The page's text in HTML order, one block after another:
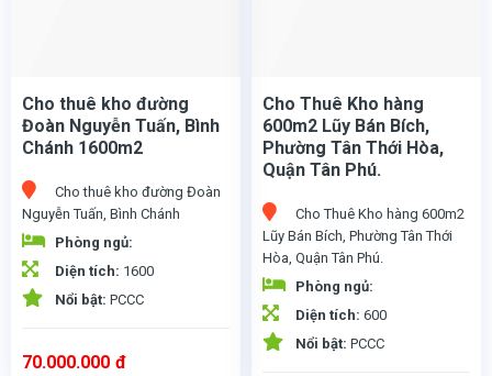
Cho thuê kho đường
Đoàn Nguyễn Tuấn, Bình
Chánh 1600m2
Cho thuê kho đường Đoàn
Nguyễn Tuấn, Bình Chánh
Phòng ngủ:
Diện tích: 1600
Nổi bật: PCCC
70.000.000 đ
Cho Thuê Kho hàng
600m2 Lũy Bán Bích,
Phường Tân Thới Hòa,
Quận Tân Phú.
Cho Thuê Kho hàng 600m2
Lũy Bán Bích, Phường Tân Thới
Hòa, Quận Tân Phú.
Phòng ngủ:
Diện tích: 600
Nổi bật: PCCC